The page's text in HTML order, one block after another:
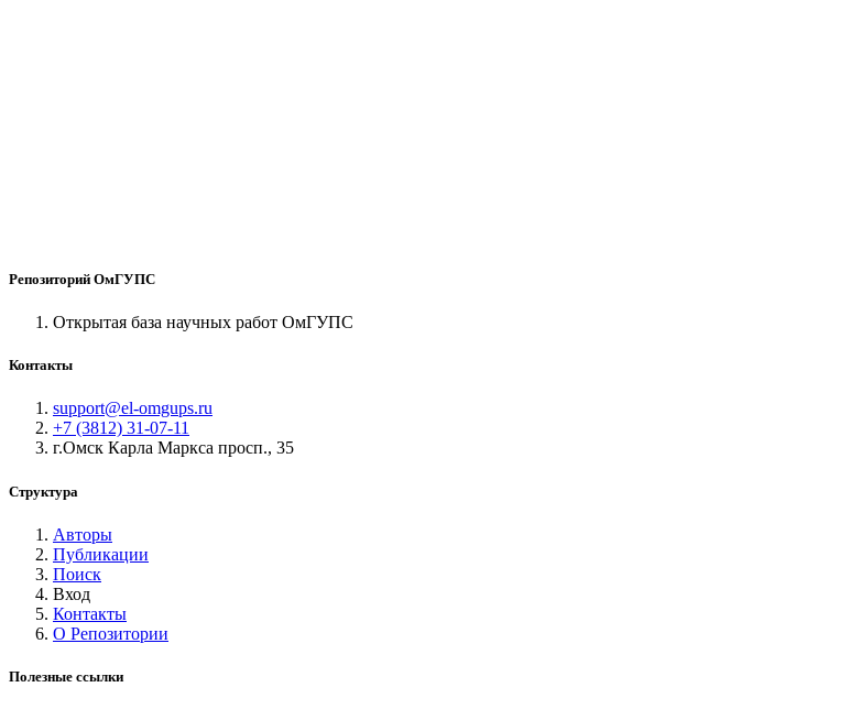
Репозиторий ОмГУПС
Открытая база научных работ ОмГУПС
Контакты
support@el-omgups.ru
+7 (3812) 31-07-11
г.Омск Карла Маркса просп., 35
Структура
Авторы
Публикации
Поиск
Вход
Контакты
О Репозитории
Полезные ссылки